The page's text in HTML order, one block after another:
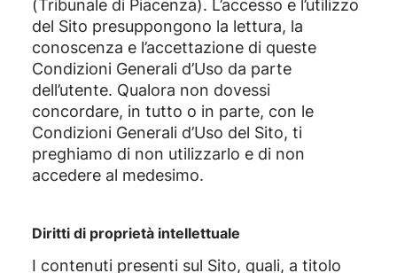
(Tribunale di Piacenza). L’accesso e l’utilizzo
del Sito presuppongono la lettura, la
conoscenza e l’accettazione di queste
Condizioni Generali d’Uso da parte
dell’utente. Qualora non dovessi
concordare, in tutto o in parte, con le
Condizioni Generali d’Uso del Sito, ti
preghiamo di non utilizzarlo e di non
accedere al medesimo.
Diritti di proprietà intellettuale
I contenuti presenti sul Sito, quali, a titolo